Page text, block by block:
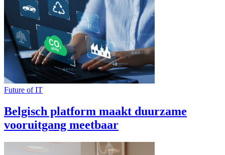
Future of IT
Belgisch platform maakt duurzame
vooruitgang meetbaar